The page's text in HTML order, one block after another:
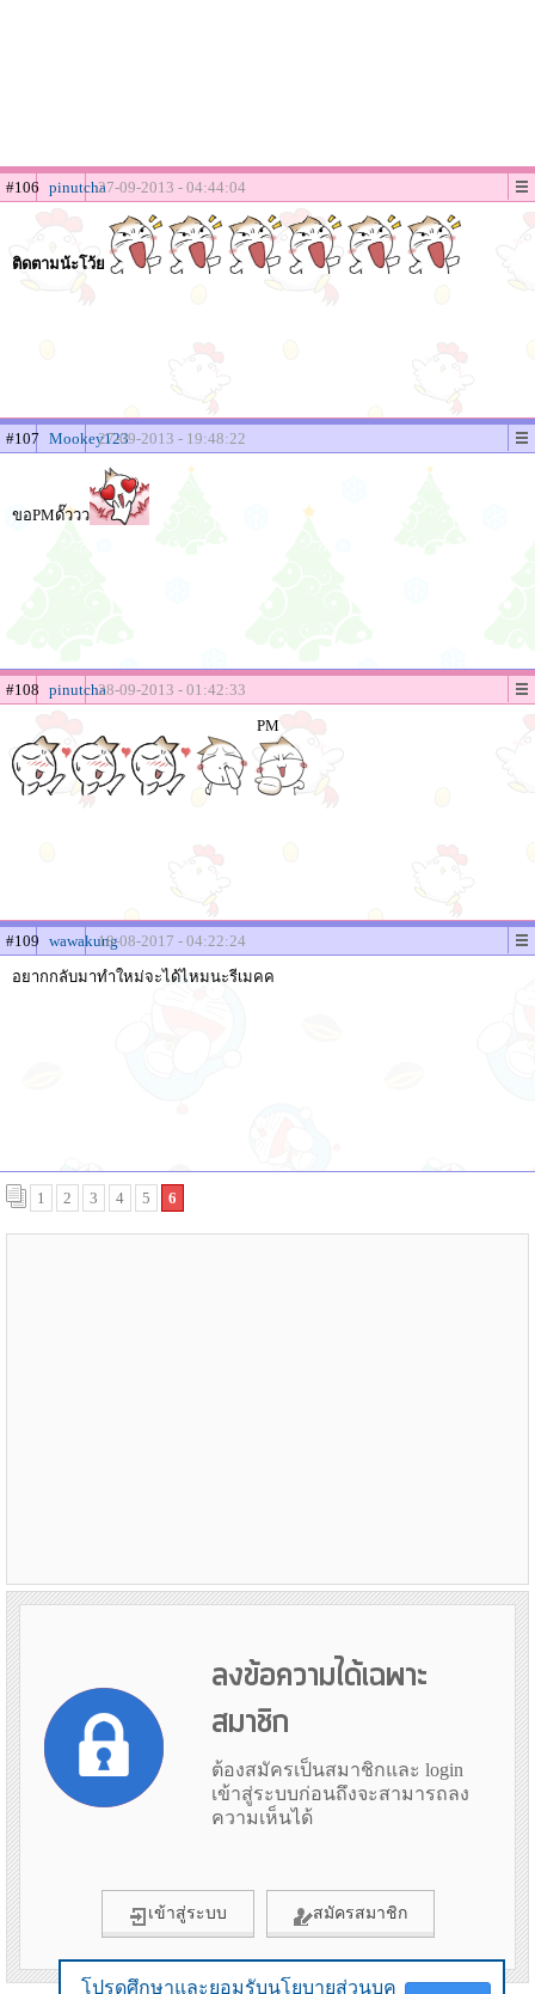
โปรดศึกษาและยอมรับนโยบายส่วนบุค
#106 pinutcha27-09-2013 - 04:44:04
ติดตามน้ะโว้ย
#107 Mookey12327-09-2013 - 19:48:22
ขอPMดั๊ววว
#108 pinutcha28-09-2013 - 01:42:33
PM
#109 wawakung18-08-2017 - 04:22:24
อยากกลับมาทำใหม่จะได้ไหมนะรีเมคค
1 2 3 4 5 6
ลงข้อความได้เฉพาะ
สมาชิก
ต้องสมัครเป็นสมาชิกและ login
เข้าสู่ระบบก่อนถึงจะสามารถลง
ความเห็นได้
เข้าสู่ระบบ สมัครสมาชิก
โปรดศึกษาและยอมรับนโยบายส่วนบุค